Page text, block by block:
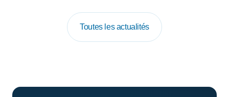
Toutes les actualités